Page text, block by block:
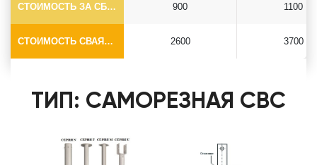
СТОИМОСТЬ ЗА СБОРКУ
СТОИМОСТЬ СВАЯ+СБОРКА (БЕЗ ОГОЛОВКА)
900
2600
1100
3700
ТИП: САМОРЕЗНАЯ СВС